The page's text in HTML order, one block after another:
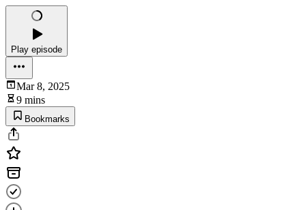
Play episode
Mar 8, 2025
9 mins
Bookmarks